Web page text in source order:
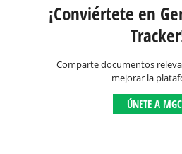
¡Conviértete en
Comparte documentos
mejorar la
ÚNETE A